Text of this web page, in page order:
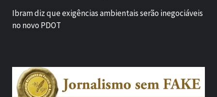
Ibram diz que exigências ambientais serão inegociáveis
no novo PDOT